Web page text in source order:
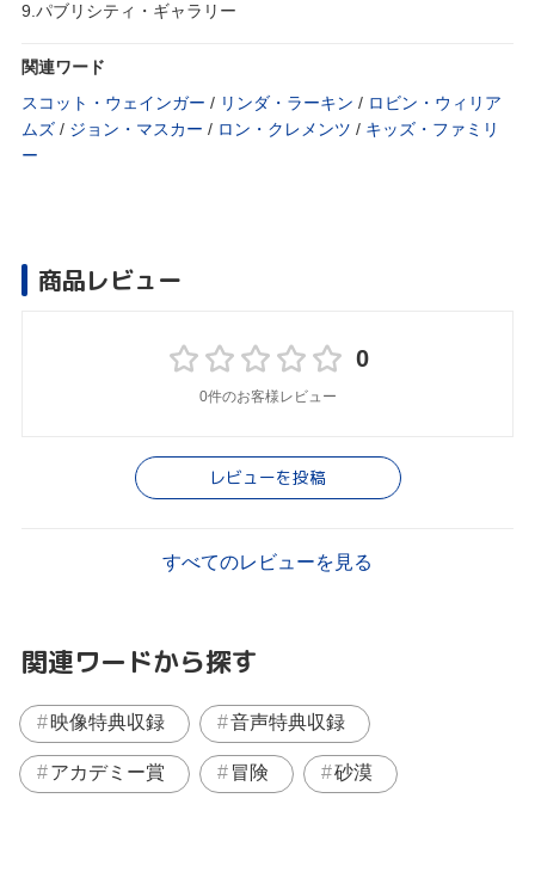
9.パブリシティ・ギャラリー
関連ワード
スコット・ウェインガー / リンダ・ラーキン / ロビン・ウィリア
ムズ / ジョン・マスカー / ロン・クレメンツ / キッズ・ファミリ
ー
商品レビュー
0
0件のお客様レビュー
レビューを投稿
すべてのレビューを見る
関連ワードから探す
映像特典収録 音声特典収録
アカデミー賞 冒険 砂漠